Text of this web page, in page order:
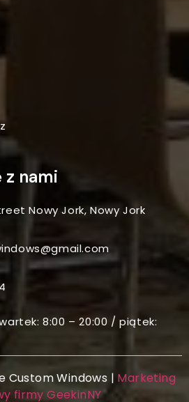
z nami
Nowy Jork, Nowy Jork
8:00 – 20:00 / piątek:
Custom Windows | Marketing
firmy GeekinNY